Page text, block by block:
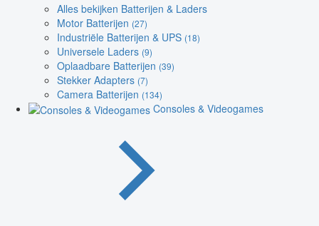
Alles bekijken Batterijen & Laders
Motor Batterijen (27)
Industriële Batterijen & UPS (18)
Universele Laders (9)
Oplaadbare Batterijen (39)
Stekker Adapters (7)
Camera Batterijen (134)
Consoles & Videogames